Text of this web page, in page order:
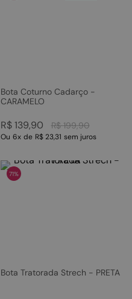
Bota Coturno Cadarço -
CARAMELO
R$ 199,90
R$139,90
Ou 6x de R$ 23,31 sem juros
71%
Bota Tratorada Strech - PRETA